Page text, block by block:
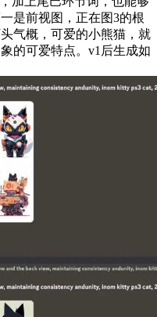
是前视图，正在图3的根
气概，可爱的小熊猫，就
的可爱特点。v1后生成如